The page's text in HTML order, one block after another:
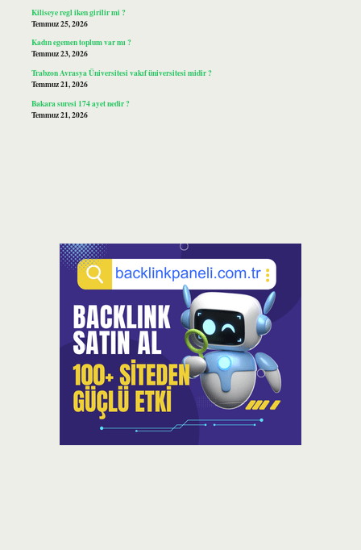
Kiliseye regl iken girilir mi ?
Temmuz 25, 2026
Kadın egemen toplum var mı ?
Temmuz 23, 2026
Trabzon Avrasya Üniversitesi vakıf üniversitesi midir ?
Temmuz 21, 2026
Bakara suresi 174 ayet nedir ?
Temmuz 21, 2026